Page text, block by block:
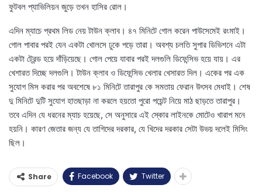
ফুটবল প্যাভিলিয়ন জুড়ে তখন হাসির রোল।
এদিন ম্যাচে প্রথম লিড নেয় টাউন ক্লাব। ৪৭ মিনিটে গোল করেন পাউসেমেই রংমাই।
গোল পাবার পরই যেন একটা খোলসে ঢুকে পড়ে তারা। অবশ্য চলতি সুপার ডিভিশনে এটা
একটা ট্রেন্ড হয়ে দাঁড়িয়েছে। গোল পেয়ে যাবার পরই দলগুলি ডিফেন্সিভ হয়ে যায়। এর
খেশারত দিচ্ছে দলগুলি। টাউন ক্লাব ও ডিফেন্সিভ খেলার খেসারত দিল। একের পর এক
সুযোগ মিস করার পর অবশেষে ৮১ মিনিটে তারাপুর কে সমতায় ফেরান উৎসব মেধাই। শেষ
দু মিনিটে দুটি সুযোগ হাতছাড়া না করলে হয়তো পুরো পয়েন্ট নিয়ে মাঠ ছাড়তে তারাপুর।
তবে এদিন যে ধরনের ম্যাচ হয়েছে, সে অনুসারে এই স্কোর লাইনকে মোটেও খারাপ মনে
হয়নি। কারণ জেতার জন্য যে তাগিদের দরকার, যে খিদের দরকার সেটা উভয় দলেই মিসিং
ছিল।
Share Facebook Twitter